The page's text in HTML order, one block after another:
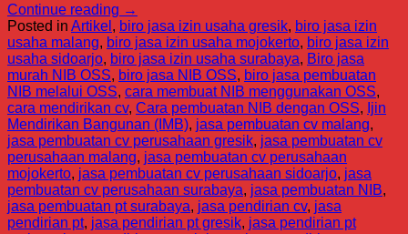
Continue reading →
Posted in Artikel , biro jasa izin usaha gresik, biro jasa izin
usaha malang, biro jasa izin usaha mojokerto, biro jasa izin
usaha sidoarjo, biro jasa izin usaha surabaya, Biro jasa
murah NIB OSS, biro jasa NIB OSS, biro jasa pembuatan
NIB melalui OSS, cara membuat NIB menggunakan OSS,
cara mendirikan cv, Cara pembuatan NIB dengan OSS, Ijin
Mendirikan Bangunan (IMB), jasa pembuatan cv malang,
jasa pembuatan cv perusahaan gresik, jasa pembuatan cv
perusahaan malang, jasa pembuatan cv perusahaan
mojokerto, jasa pembuatan cv perusahaan sidoarjo, jasa
pembuatan cv perusahaan surabaya, jasa pembuatan NIB,
jasa pembuatan pt surabaya, jasa pendirian cv, jasa
pendirian pt, jasa pendirian pt gresik, jasa pendirian pt